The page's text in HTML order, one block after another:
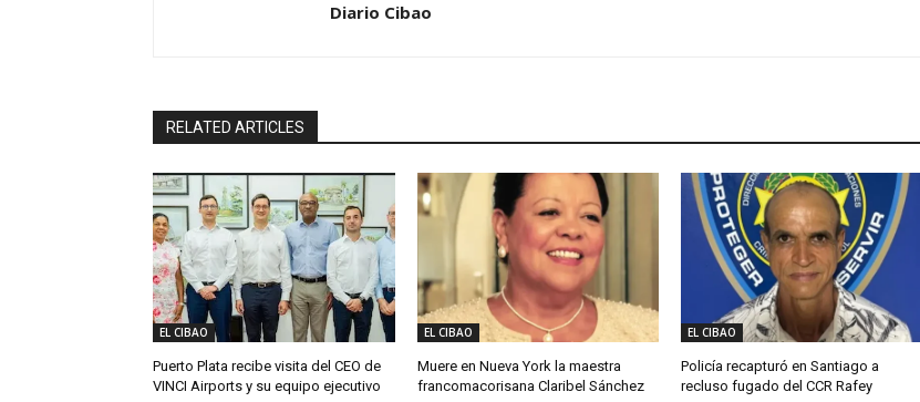
Diario Cibao
RELATED ARTICLES
EL CIBAO
Puerto Plata recibe visita del CEO de
VINCI Airports y su equipo ejecutivo
EL CIBAO
Muere en Nueva York la maestra
francomacorisana Claribel Sánchez
EL CIBAO
Policía recapturó en Santiago a
recluso fugado del CCR Rafey